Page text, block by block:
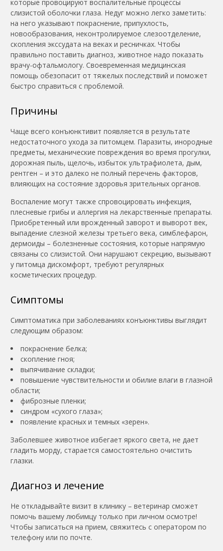
которые провоцируют воспалительные процессы
слизистой оболочки глаза. Недуг можно легко заметить:
на него указывают покраснение, припухлость,
новообразования, неконтролируемое слезоотделение,
скопления экссудата на веках и ресничках. Чтобы
правильно поставить диагноз, животное надо показать
врачу-офтальмологу. Своевременная медицинская
помощь обезопасит от тяжелых последствий и поможет
быстро справиться с проблемой.
Причины
Чаще всего конъюнктивит появляется в результате
недостаточного ухода за питомцем. Паразиты, инородные
предметы, механические повреждения во время прогулки,
дорожная пыль, щелочь, избыток ультрафиолета, дым,
рентген – и это далеко не полный перечень факторов,
влияющих на состояние здоровья зрительных органов.
Воспаление могут также спровоцировать инфекция,
плесневые грибы и аллергия на лекарственные препараты.
Приобретенный или врожденный заворот и выворот век,
выпадение слезной железы третьего века, симблефарон,
дермоиды – болезненные состояния, которые напрямую
связаны со слизистой. Они нарушают секрецию, вызывают
у питомца дискомфорт, требуют регулярных
косметических процедур.
Симптомы
Симптоматика при заболеваниях конъюнктивы выглядит
следующим образом:
покраснение белка;
скопление гноя;
выпячивание складки;
повышение чувствительности и обилие влаги в глазной
области;
фиброзные пленки;
синдром «сухого глаза»;
появление красных и темных «зерен».
Заболевшее животное избегает яркого света, не дает
гладить морду, старается самостоятельно очистить
глазки.
Диагноз и лечение
Не откладывайте визит в клинику – ветеринар сможет
помочь вашему любимцу только при личном осмотре!
Чтобы записаться на прием, свяжитесь с оператором по
телефону или по почте.